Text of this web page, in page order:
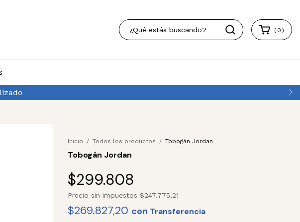
( 0 )
Inicio / Todos los productos / Tobogán Jordan
Tobogán Jordan
$299.808
Precio sin impuestos $247.775,21
$269.827,20 con